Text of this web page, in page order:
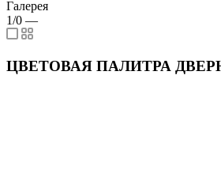
Галерея
1/0 —
ЦВЕТОВАЯ ПАЛИТРА